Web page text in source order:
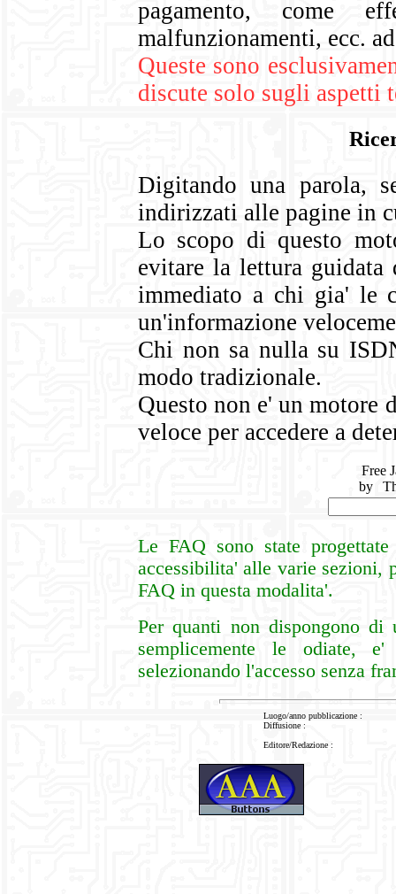
pagamento, come
malfunzionamenti, ecc.
Queste sono
discute solo sugli aspetti
Digitando una parola,
indirizzati alle pagine in
Lo scopo di questo
evitare la lettura guidata
immediato a chi gia' le
un'informazione
Chi non sa nulla su
modo tradizionale.
Questo non e' un motore
veloce per accedere a
Free
by
Le FAQ sono state
accessibilita' alle varie sezioni,
FAQ in questa modalita'.
Per quanti non dispongono
semplicemente le odiate,
selezionando l'accesso senza
Luogo/anno pubblicazione :
Diffusione :
Editore/Redazione :